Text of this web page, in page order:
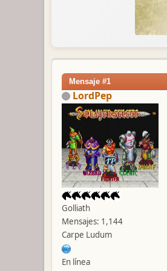
Mensaje #1
LordPep
Golliath
Mensajes: 1,144
Carpe Ludum
En línea